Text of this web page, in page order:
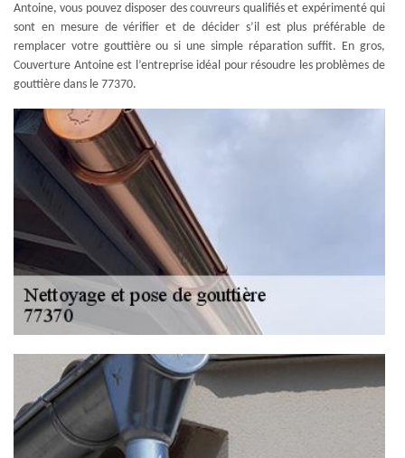
Antoine, vous pouvez disposer des couvreurs qualifiés et expérimenté qui
sont en mesure de vérifier et de décider s’il est plus préférable de
remplacer votre gouttière ou si une simple réparation suffit. En gros,
Couverture Antoine est l’entreprise idéal pour résoudre les problèmes de
gouttière dans le 77370.